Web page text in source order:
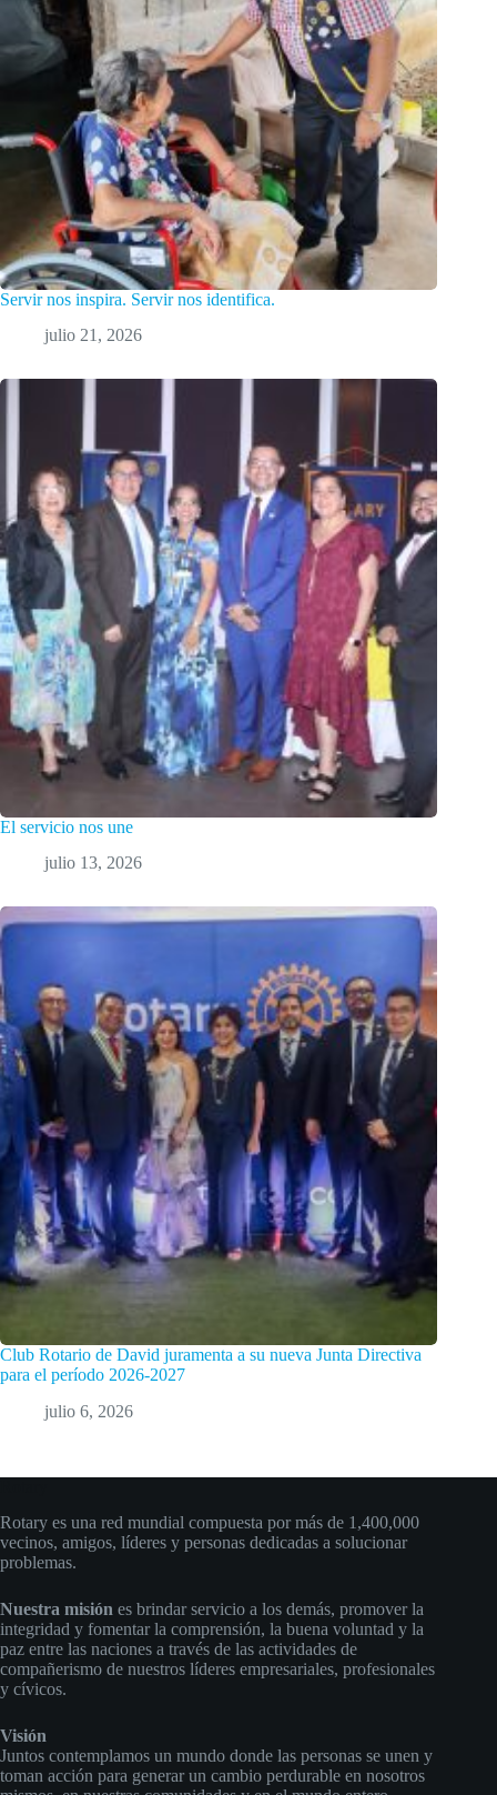
Servir nos inspira. Servir nos identifica.
julio 21, 2026
El servicio nos une
julio 13, 2026
Club Rotario de David juramenta a su nueva Junta Directiva
para el período 2026-2027
julio 6, 2026
Rotary es una red mundial compuesta por más de 1,400,000
vecinos, amigos, líderes y personas dedicadas a solucionar
problemas.
Nuestra misión es brindar servicio a los demás, promover la
integridad y fomentar la comprensión, la buena voluntad y la
paz entre las naciones a través de las actividades de
compañerismo de nuestros líderes empresariales, profesionales
y cívicos.
Visión
Juntos contemplamos un mundo donde las personas se unen y
toman acción para generar un cambio perdurable en nosotros